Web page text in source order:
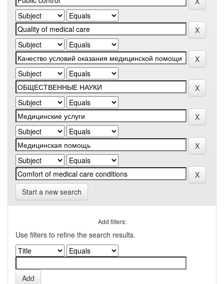
Start a new search
Add filters:
Use filters to refine the search results.